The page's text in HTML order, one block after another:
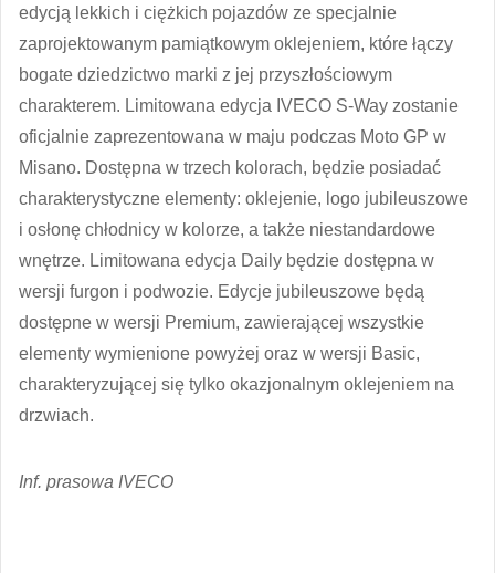
edycją lekkich i ciężkich pojazdów ze specjalnie
zaprojektowanym pamiątkowym oklejeniem, które łączy
bogate dziedzictwo marki z jej przyszłościowym
charakterem. Limitowana edycja IVECO S-Way zostanie
oficjalnie zaprezentowana w maju podczas Moto GP w
Misano. Dostępna w trzech kolorach, będzie posiadać
charakterystyczne elementy: oklejenie, logo jubileuszowe
i osłonę chłodnicy w kolorze, a także niestandardowe
wnętrze. Limitowana edycja Daily będzie dostępna w
wersji furgon i podwozie. Edycje jubileuszowe będą
dostępne w wersji Premium, zawierającej wszystkie
elementy wymienione powyżej oraz w wersji Basic,
charakteryzującej się tylko okazjonalnym oklejeniem na
drzwiach.
Inf. prasowa IVECO